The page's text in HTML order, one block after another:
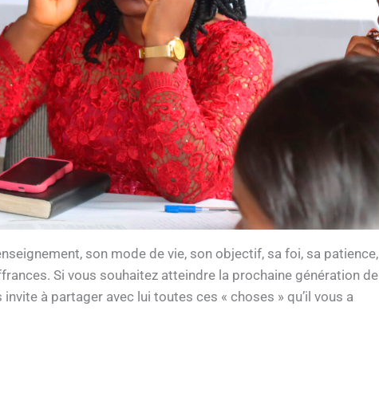
son mode de vie, son objectif, sa foi, sa patience,
Si vous souhaitez atteindre la prochaine génération de
à partager avec lui toutes ces « choses » qu’il vous a